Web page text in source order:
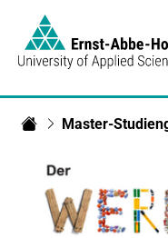
Master-